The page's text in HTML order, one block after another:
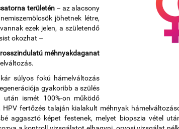
területén– az alacsony
jöhetnek létre,
ezek jelen, a születendő
okozhat –
méhnyakdaganat
súlyos fokú hámelváltozás
gyakoribb a szülés
ismét 100%-on működő
fertőzés talaján kialakult méhnyak
aggasztó képet festenek, melyet biopszia vétel